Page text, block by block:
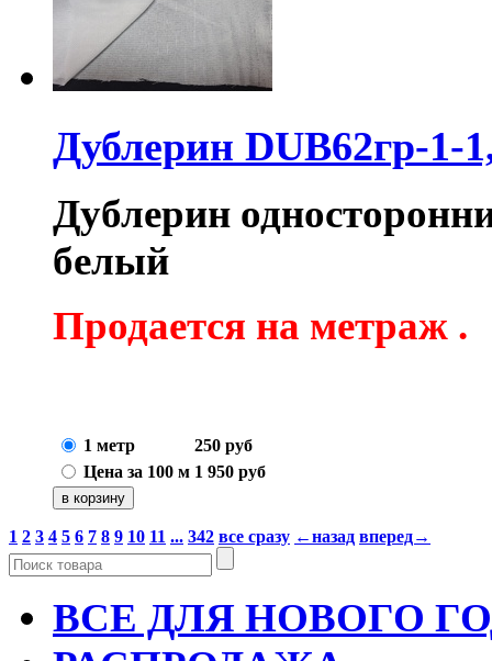
Дублерин DUB62гр-1-
Дублерин
белый
Продается на метраж .
1 метр 250 руб
Цена за 100 м 1 950 руб
1 2 3 4 5 6 7 8 9 10 11 ... 342 все сразу ←назад вперед→
ВСЕ ДЛЯ НОВОГО